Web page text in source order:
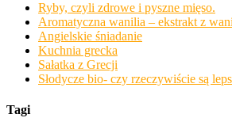
Ryby, czyli zdrowe i pyszne mięso.
Aromatyczna wanilia – ekstrakt z
Angielskie śniadanie
Kuchnia grecka
Sałatka z Grecji
Słodycze bio- czy rzeczywiście są
Tagi